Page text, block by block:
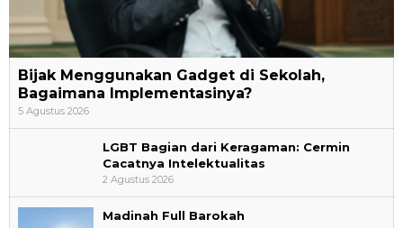
Bijak Menggunakan Gadget di Sekolah,
Bagaimana Implementasinya?
5 Agustus 2026
LGBT Bagian dari Keragaman: Cermin
Cacatnya Intelektualitas
2 Agustus 2026
Madinah Full Barokah